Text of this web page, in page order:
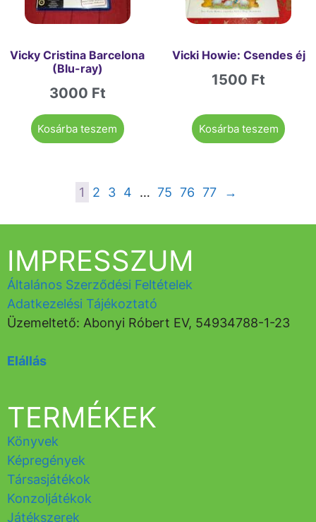
Vicky Cristina Barcelona
(Blu-ray)
3000 Ft
Kosárba teszem
Vicki Howie: Csendes éj
1500 Ft
Kosárba teszem
1 2 3 4 … 75 76 77 →
TERMÉKEK
Könyvek
Képregények
Társasjátékok
Konzoljátékok
Játékszerek
IMPRESSZUM
Általános Szerződési Feltételek
Adatkezelési Tájékoztató
Üzemeltető: Abonyi Róbert EV, 54934788-1-23
Elállás